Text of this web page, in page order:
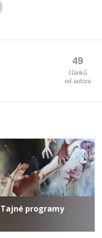
49
článků
od autora
Tajné programy